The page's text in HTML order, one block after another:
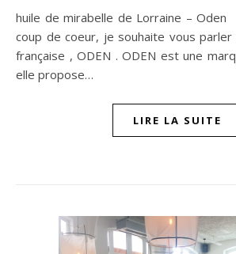
huile de mirabelle de Lorraine – Oden Dans ma rubrique
coup de coeur, je souhaite vous parler
française , ODEN . ODEN est une
elle propose…
LIRE LA SUITE